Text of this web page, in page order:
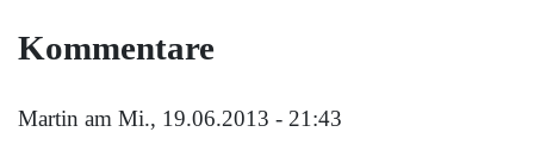
Kommentare
Martin am Mi., 19.06.2013 - 21:43